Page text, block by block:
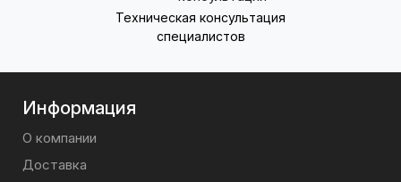
Техническая консультация
специалистов
Информация
О компании
Доставка